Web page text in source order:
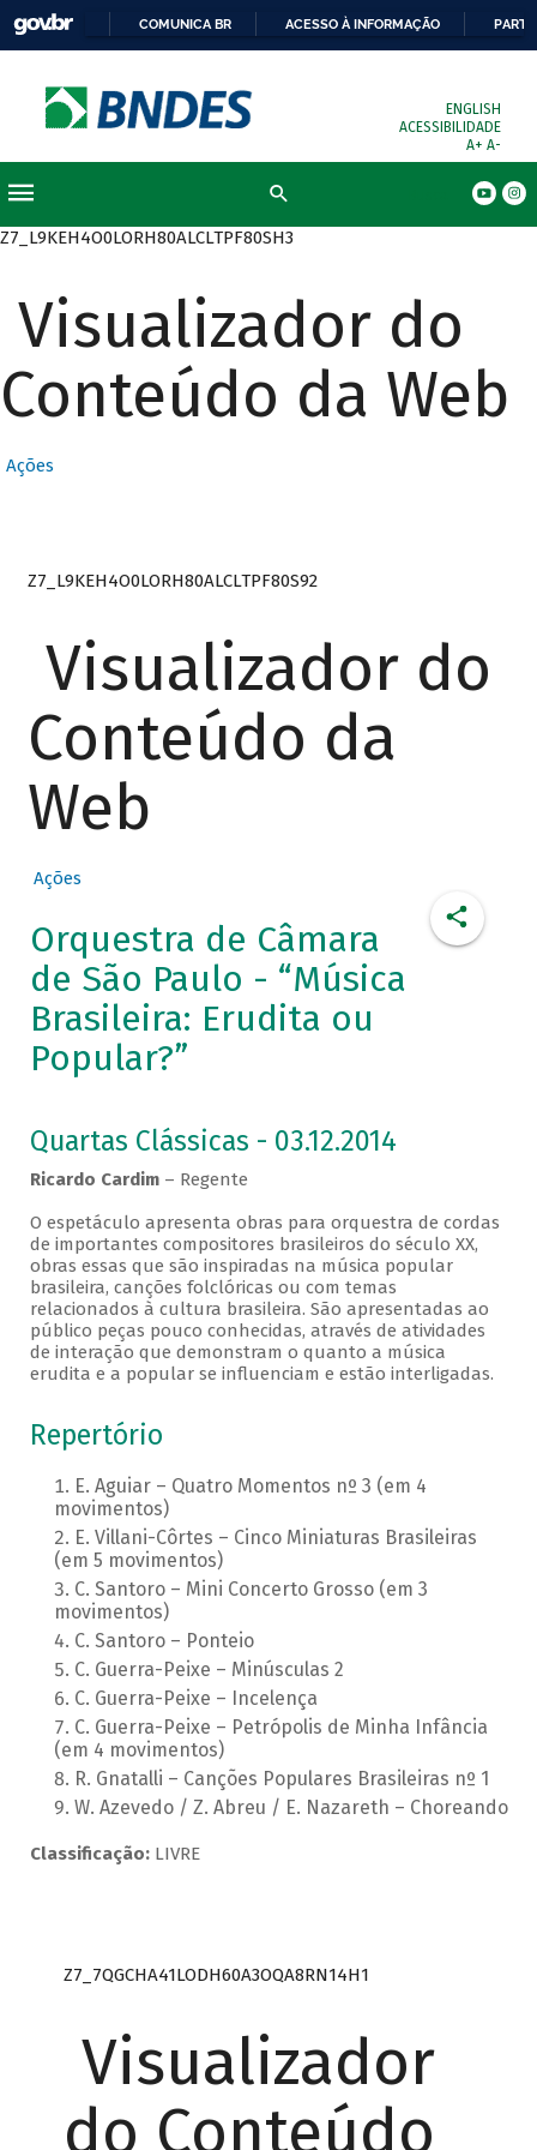
COMUNICA BR ACESSO À INFORMAÇÃO
ENGLISH
ACESSIBILIDADE
A+ A-
Z7_L9KEH4O0LORH80ALCLTPF80SH3
Visualizador do
Conteúdo da Web
Ações
Z7_L9KEH4O0LORH80ALCLTPF80S92
Visualizador do
Conteúdo da
Web
Ações
Orquestra de Câmara
de São Paulo - “Música
Brasileira: Erudita ou
Popular?”
Quartas Clássicas - 03.12.2014
Ricardo Cardim – Regente
O espetáculo apresenta obras para orquestra de cordas
de importantes compositores brasileiros do século XX,
obras essas que são inspiradas na música popular
brasileira, canções folclóricas ou com temas
relacionados à cultura brasileira. São apresentadas ao
público peças pouco conhecidas, através de atividades
de interação que demonstram o quanto a música
erudita e a popular se influenciam e estão interligadas.
Repertório
E. Aguiar – Quatro Momentos nº 3 (em 4
movimentos)
E. Villani-Côrtes – Cinco Miniaturas Brasileiras
(em 5 movimentos)
C. Santoro – Mini Concerto Grosso (em 3
movimentos)
C. Santoro – Ponteio
C. Guerra-Peixe – Minúsculas 2
C. Guerra-Peixe – Incelença
C. Guerra-Peixe – Petrópolis de Minha Infância
(em 4 movimentos)
R. Gnatalli – Canções Populares Brasileiras nº 1
W. Azevedo / Z. Abreu / E. Nazareth – Choreando
Classificação:LIVRE
Z7_7QGCHA41LODH60A3OQA8RN14H1
Visualizador
do Conteúdo